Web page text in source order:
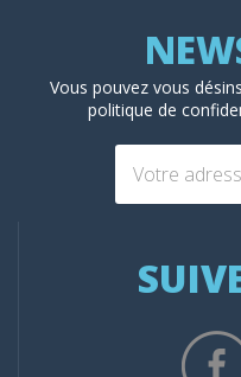
Vous pouvez vous
politique de